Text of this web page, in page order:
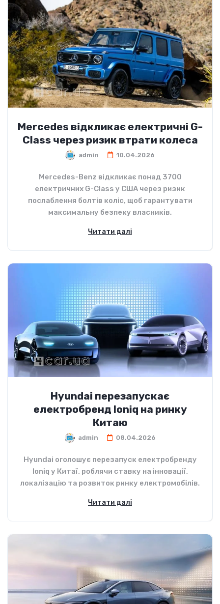
Mercedes відкликає електричні G-
Class через ризик втрати колеса
admin 10.04.2026
Mercedes-Benz відкликає понад 3700
електричних G-Class у США через ризик
послаблення болтів коліс, щоб гарантувати
максимальну безпеку власників.
Читати далі
Hyundai перезапускає
електробренд Ioniq на ринку
Китаю
admin 08.04.2026
Hyundai оголошує перезапуск електробренду
Ioniq у Китаї, роблячи ставку на інновації,
локалізацію та розвиток ринку електромобілів.
Читати далі